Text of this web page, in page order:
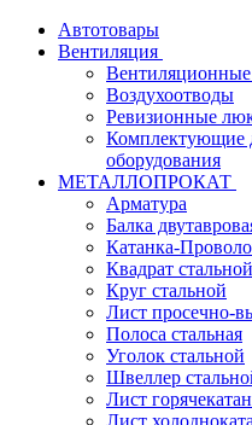
Автотовары
Вентиляция
Воздухоотводы
Ревизионные
Комплектующие
оборудования
МЕТАЛЛОПРОКАТ
Арматура
Балка
Катанка-
Квадрат стальной
Круг стальной
Лист просечно-
Полоса стальная
Уголок стальной
Швеллер
Лист
Лист